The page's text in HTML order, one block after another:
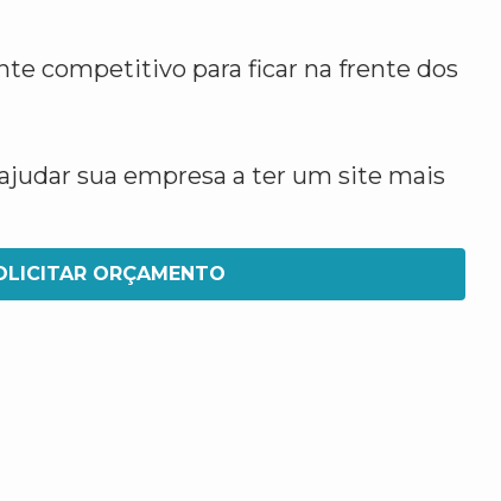
competitivo para ficar na frente dos
sua empresa a ter um site mais
ORÇAMENTO